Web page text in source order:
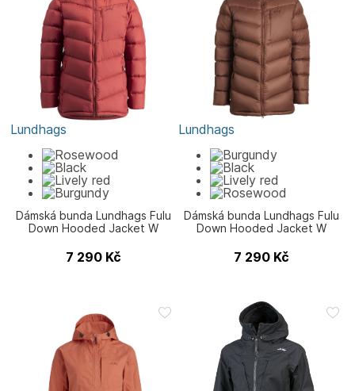
Lundhags
Dámská bunda Lundhags Fulu
Down Hooded Jacket W
7 290 Kč
Lundhags
Dámská bunda Lundhags Fulu
Down Hooded Jacket W
7 290 Kč